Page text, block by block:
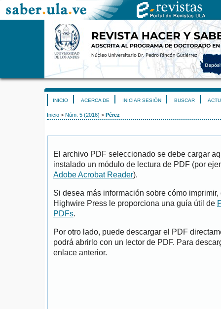
INICIO ACERCA DE INICIAR SESIÓN BUSCAR
Inicio > Núm. 5 (2016) > Pérez
El archivo PDF seleccionado se debe cargar
instalado un módulo de lectura de PDF (por
Adobe Acrobat Reader).
Si desea más información sobre cómo
Highwire Press le proporciona una guía útil de
PDFs.
Por otro lado, puede descargar el PDF
podrá abrirlo con un lector de PDF. Para
enlace anterior.